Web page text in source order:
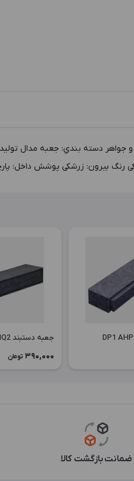
جعبه دستبند DP1 AHQ2
390,000 تومان
ضمانت بازگشت کالا